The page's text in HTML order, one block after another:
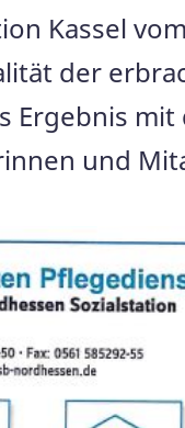
Kassel
der
und